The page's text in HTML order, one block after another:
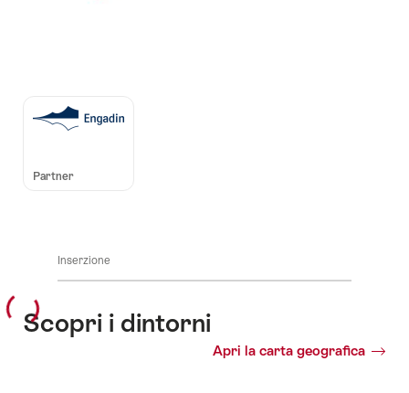
Auszeichnungen
Partner
Inserzione
Scopri i dintorni
Apri la carta geografica